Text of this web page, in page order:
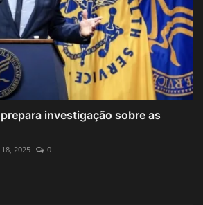
investigação sobre as
2025 0